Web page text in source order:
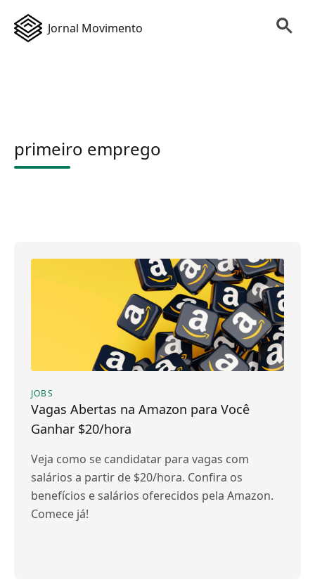
Jornal Movimento
primeiro emprego
JOBS
Vagas Abertas na Amazon para Você
Ganhar $20/hora
Veja como se candidatar para vagas com
salários a partir de $20/hora. Confira os
benefícios e salários oferecidos pela Amazon.
Comece já!